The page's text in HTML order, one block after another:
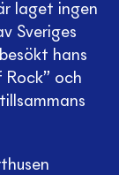
laget ingen
Sveriges
hans
Rock” och